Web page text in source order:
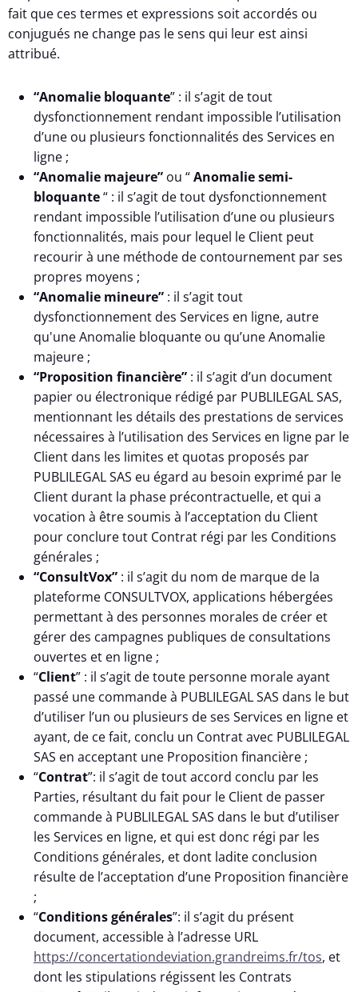
fait que ces termes et expressions soit accordés ou
conjugués ne change pas le sens qui leur est ainsi
attribué.
“Anomalie bloquante” : il s’agit de tout
dysfonctionnement rendant impossible l’utilisation
d’une ou plusieurs fonctionnalités des Services en
ligne ;
“Anomalie majeure” ou “Anomalie semi-
bloquante“ : il s’agit de tout dysfonctionnement
rendant impossible l’utilisation d’une ou plusieurs
fonctionnalités, mais pour lequel le Client peut
recourir à une méthode de contournement par ses
propres moyens ;
“Anomalie mineure” : il s’agit tout
dysfonctionnement des Services en ligne, autre
qu'une Anomalie bloquante ou qu’une Anomalie
majeure ;
“Proposition financière” : il s’agit d’un document
papier ou électronique rédigé par PUBLILEGAL SAS,
mentionnant les détails des prestations de services
nécessaires à l’utilisation des Services en ligne par le
Client dans les limites et quotas proposés par
PUBLILEGAL SAS eu égard au besoin exprimé par le
Client durant la phase précontractuelle, et qui a
vocation à être soumis à l’acceptation du Client
pour conclure tout Contrat régi par les Conditions
générales ;
“ConsultVox” : il s’agit du nom de marque de la
plateforme CONSULTVOX, applications hébergées
permettant à des personnes morales de créer et
gérer des campagnes publiques de consultations
ouvertes et en ligne ;
“Client” : il s’agit de toute personne morale ayant
passé une commande à PUBLILEGAL SAS dans le but
d’utiliser l’un ou plusieurs de ses Services en ligne et
ayant, de ce fait, conclu un Contrat avec PUBLILEGAL
SAS en acceptant une Proposition financière ;
“Contrat”: il s’agit de tout accord conclu par les
Parties, résultant du fait pour le Client de passer
commande à PUBLILEGAL SAS dans le but d’utiliser
les Services en ligne, et qui est donc régi par les
Conditions générales, et dont ladite conclusion
résulte de l’acceptation d’une Proposition financière
;
“Conditions générales”: il s’agit du présent
document, accessible à l’adresse URL
https://concertationdeviation.grandreims.fr/tos, et
dont les stipulations régissent les Contrats